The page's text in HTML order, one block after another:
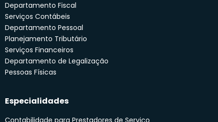
Departamento Fiscal
Serviços Contábeis
Departamento Pessoal
Planejamento Tributário
Serviços Financeiros
Departamento de Legalização
Pessoas Físicas
Especialidades